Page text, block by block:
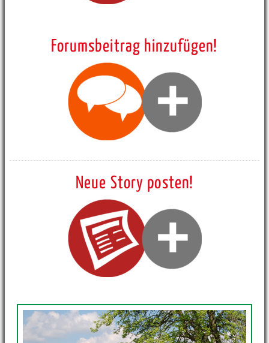
Forumsbeitrag hinzufügen!
Neue Story posten!